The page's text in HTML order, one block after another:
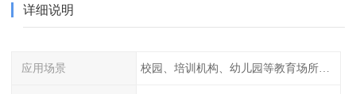
详细说明
应用场景 校园、培训机构、幼儿园等教育场所人员密集场所消防安全监控管理系统